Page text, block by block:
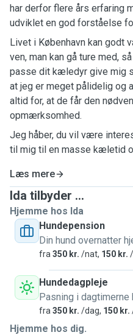
har derfor flere års erfaring
udviklet en god forståelse
Livet i København kan godt
ven, man kan gå ture med,
passe dit kæledyr give mig
at jeg er meget pålidelig og
altid for, at de får den
opmærksomhed.
Jeg håber, du vil være
til mig til en masse kæletid
Læs mere
Ida tilbyder ...
Hjemme hos Ida
Hundepension
Din hund overnatter
fra 350 kr. /nat, 150 kr.
Hundedagpleje
Pasning i
fra 350 kr. /dag, 150 kr.
Hjemme hos dig.